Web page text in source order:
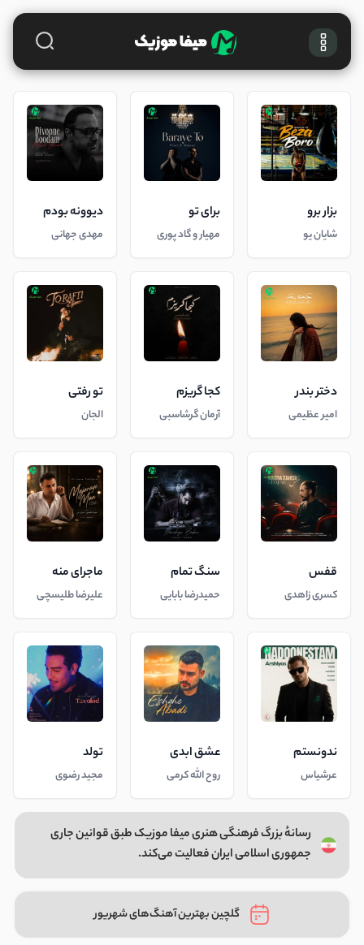
بزار برو
شایان یو
برای تو
مهیار و گاد پوری
دیوونه بودم
مهدی جهانی
دختر بندر
امیر عظیمی
کجا گریزم
آرمان گرشاسبی
تو رفتی
الجان
قفس
کسری زاهدی
سنگ تمام
حمیدرضا بابایی
ماجرای منه
علیرضا طلیسچی
ندونستم
عرشیاس
عشق ابدی
روح الله کرمی
تولد
مجید رضوی
رسانهٔ بزرگ فرهنگی هنری میفا موزیک طبق قوانین جاری
جمهوری اسلامی ایران فعالیت می‌کند.
گلچین بهترین آهنگ‌های شهریور